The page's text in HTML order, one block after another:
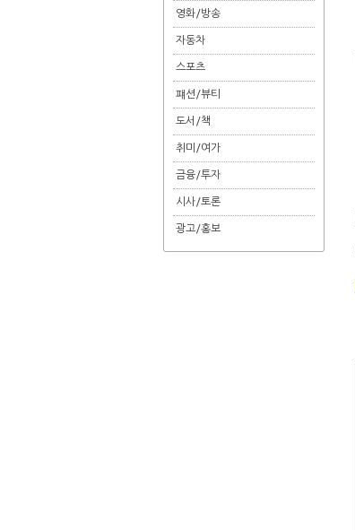
영화/방송
자동차
스포츠
퍠션/뷰티
도서/책
취미/여가
금융/투자
시사/토론
광고/홍보